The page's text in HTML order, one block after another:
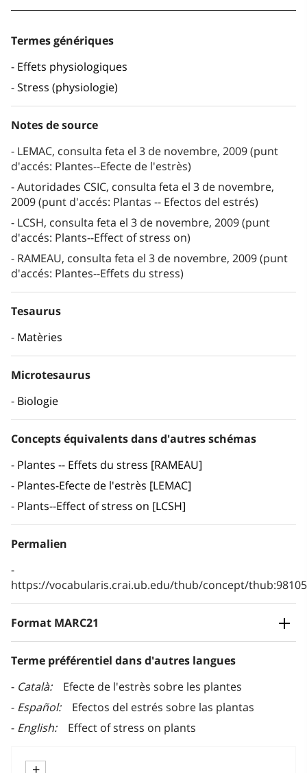
Termes génériques
Effets physiologiques
Stress (physiologie)
Notes de source
LEMAC, consulta feta el 3 de novembre, 2009 (punt
d'accés: Plantes--Efecte de l'estrès)
Autoridades CSIC, consulta feta el 3 de novembre,
2009 (punt d'accés: Plantas -- Efectos del estrés)
LCSH, consulta feta el 3 de novembre, 2009 (punt
d'accés: Plants--Effect of stress on)
RAMEAU, consulta feta el 3 de novembre, 2009 (punt
d'accés: Plantes--Effets du stress)
Tesaurus
Matèries
Microtesaurus
Biologie
Concepts équivalents dans d'autres schémas
Plantes -- Effets du stress [RAMEAU]
Plantes-Efecte de l'estrès [LEMAC]
Plants--Effect of stress on [LCSH]
Permalien
https://vocabularis.crai.ub.edu/thub/concept/
Format MARC21
Terme préférentiel dans d'autres langues
Català
Efecte de l'estrès sobre les plantes
Español
Efectos del estrés sobre las plantas
English
Effect of stress on plants